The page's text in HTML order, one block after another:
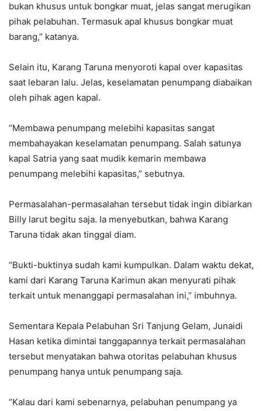
bukan khusus untuk bongkar muat, jelas sangat merugikan
pihak pelabuhan. Termasuk apal khusus bongkar muat
barang,” katanya.
Selain itu, Karang Taruna menyoroti kapal over kapasitas
saat lebaran lalu. Jelas, keselamatan penumpang diabaikan
oleh pihak agen kapal.
“Membawa penumpang melebihi kapasitas sangat
membahayakan keselamatan penumpang. Salah satunya
kapal Satria yang saat mudik kemarin membawa
penumpang melebihi kapasitas,” sebutnya.
Permasalahan-permasalahan tersebut tidak ingin dibiarkan
Billy larut begitu saja. Ia menyebutkan, bahwa Karang
Taruna tidak akan tinggal diam.
“Bukti-buktinya sudah kami kumpulkan. Dalam waktu dekat,
kami dari Karang Taruna Karimun akan menyurati pihak
terkait untuk menanggapi permasalahan ini,” imbuhnya.
Sementara Kepala Pelabuhan Sri Tanjung Gelam, Junaidi
Hasan ketika dimintai tanggapannya terkait permasalahan
tersebut menyatakan bahwa otoritas pelabuhan khusus
penumpang hanya untuk penumpang saja.
“Kalau dari kami sebenarnya, pelabuhan penumpang ya